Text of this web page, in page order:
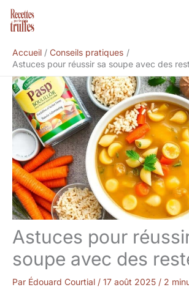
Aller
Accueil
Conseils pratiques
Astuces pour réussir sa soupe avec des
Astuces pour
soupe avec des
Par Édouard Courtial / 17 août 2025 / 2
Rechercher